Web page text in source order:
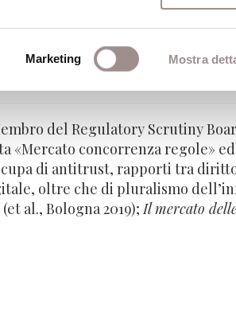
Marketing Mostra
del Regulatory Scrutiny
«Mercato concorrenza regole»
di antitrust, rapporti tra
oltre che di pluralismo
(et al., Bologna 2019);Il mercato